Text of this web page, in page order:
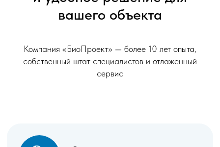
вашего объекта
Компания «БиоПроект» — более 10 лет опыта,
собственный штат специалистов и отлаженный
сервис